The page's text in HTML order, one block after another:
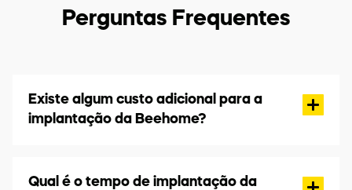
Perguntas Frequentes
Existe algum custo adicional para a
implantação da Beehome?
Qual é o tempo de implantação da